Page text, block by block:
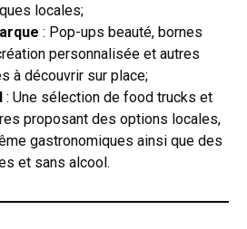
locales;
: Pop-ups beauté, bornes
personnalisée et autres
à découvrir sur place;
: Une sélection de food trucks et
proposant des options locales,
gastronomiques ainsi que des
et sans alcool.